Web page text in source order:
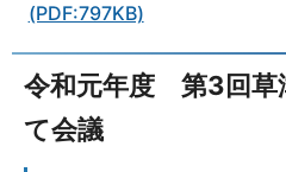
(PDF:797KB)
令和元年度 第3回草
て会議